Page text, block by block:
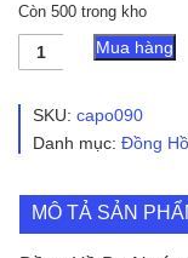
Còn 500 trong kho
Đồng
Hồ
Nước
Ren
-
Hàng
Chính
Mua hàng
SKU: capo090
Danh mục: Đồng
MÔ TẢ SẢN